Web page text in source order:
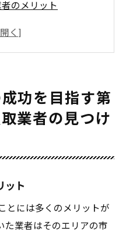
のメリット
活用法
者の選び方
市での買取を成功さ
影響
の相関
価の必要性
功を目指す第
業者の見つけ
ット
とには多くのメリットが
た業者はそのエリアの市